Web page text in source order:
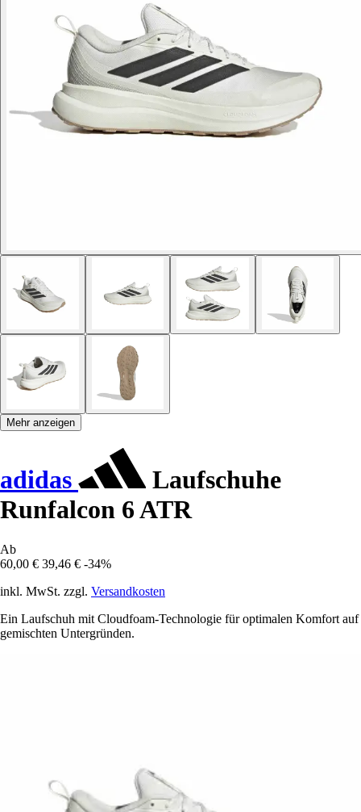
Mehr anzeigen
adidas
Laufschuhe
Runfalcon 6 ATR
Ab
60,00 € 39,46 € -34%
inkl. MwSt. zzgl. Versandkosten
Ein Laufschuh mit Cloudfoam-Technologie für optimalen Komfort auf
gemischten Untergründen.